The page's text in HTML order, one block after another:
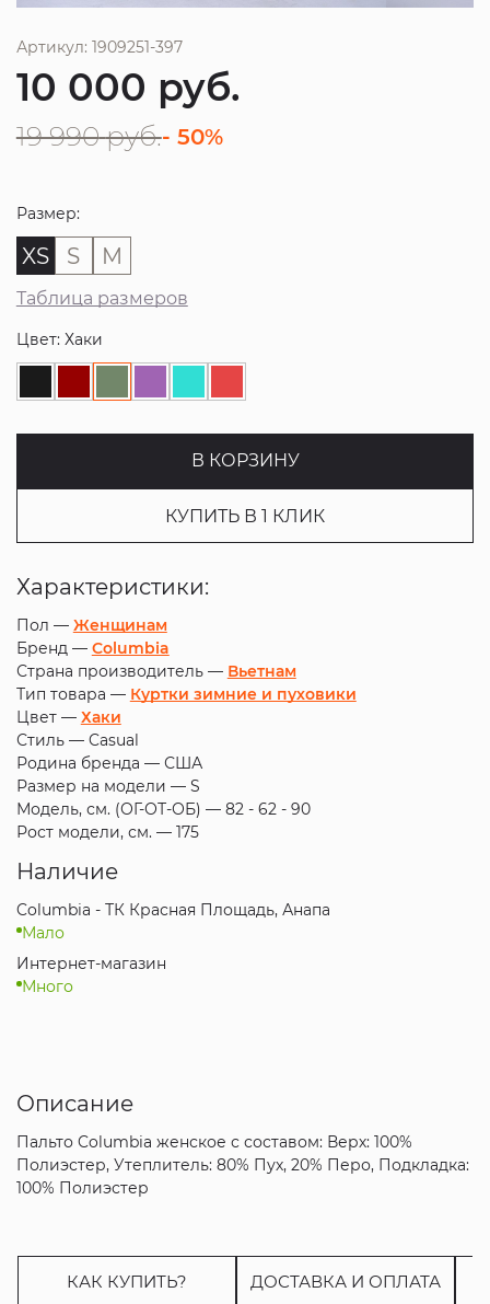
Артикул: 1909251-397
10 000 руб.
19 990 руб.- 50%
Размер:
XS S M
Таблица размеров
Цвет: Хаки
В КОРЗИНУ
КУПИТЬ В 1 КЛИК
Характеристики:
Пол — Женщинам
Бренд — Columbia
Страна производитель — Вьетнам
Тип товара — Куртки зимние и пуховики
Цвет — Хаки
Стиль — Casual
Родина бренда — США
Размер на модели — S
Модель, см. (ОГ-ОТ-ОБ) — 82 - 62 - 90
Рост модели, см. — 175
Наличие
Columbia - ТК Красная Площадь, Анапа
Мало
Интернет-магазин
Много
Описание
Пальто Columbia женское с составом: Верх: 100%
Полиэстер, Утеплитель: 80% Пух, 20% Перо, Подкладка:
100% Полиэстер
КАК КУПИТЬ? ДОСТАВКА И ОПЛАТА